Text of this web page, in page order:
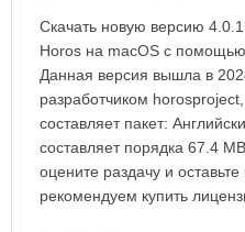
Скачать новую версию
Horos на macOS с помощью
Данная версия вышла в
разработчиком
составляет пакет:
составляет порядка 67.4
оцените раздачу и
рекомендуем купить